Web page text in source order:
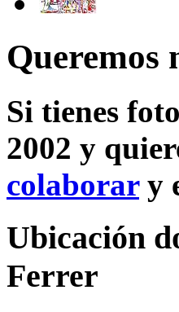
Queremos
Si tienes
2002 y
colaborary
Ubicación
Ferrer